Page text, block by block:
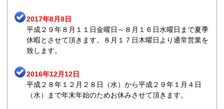
2017年8月8日
平成２９年８月１１日金曜日～８月１６日水曜日まで夏季
休暇とさせて頂きます。８月１７日木曜日より通常営業を
致します。
2016年12月12日
平成２８年１２月２８日（水）から平成２９年１月４日
（水）まで年末年始のためお休みさせて頂きます。